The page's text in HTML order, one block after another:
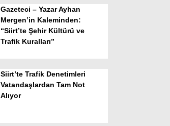
Gazeteci – Yazar Ayhan
Mergen’in Kaleminden:
“Siirt’te Şehir Kültürü ve
Trafik Kuralları”
Siirt’te Trafik Denetimleri
Vatandaşlardan Tam Not
Alıyor